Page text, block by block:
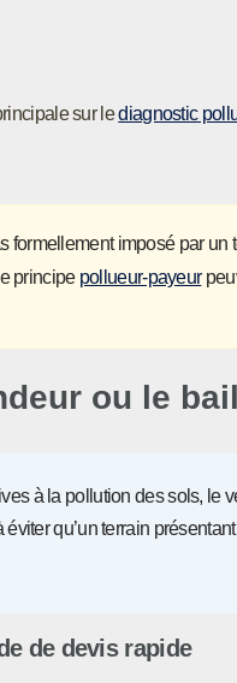
sur lediagnostic
formellement imposé par
principe pollueur-payeur
ou le
à la pollution des sols,
qu’un terrain
de devis rapide